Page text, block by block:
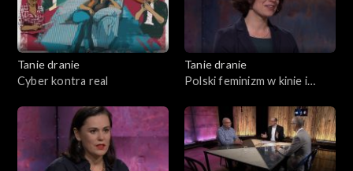
Tanie dranie
Cyber kontra real
Tanie dranie
Polski feminizm w kinie i